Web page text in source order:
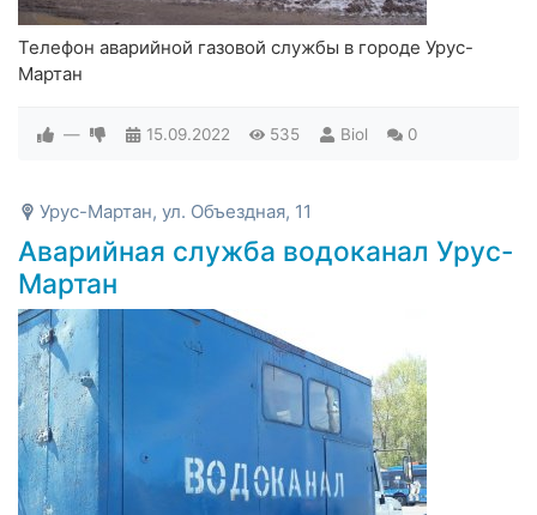
Телефон аварийной газовой службы в городе Урус-
Мартан
— 15.09.2022 535 Biol 0
Урус-Мартан, ул. Объездная, 11
Аварийная служба водоканал Урус-
Мартан